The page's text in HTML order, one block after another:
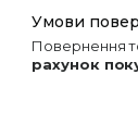
повернення
рахунок